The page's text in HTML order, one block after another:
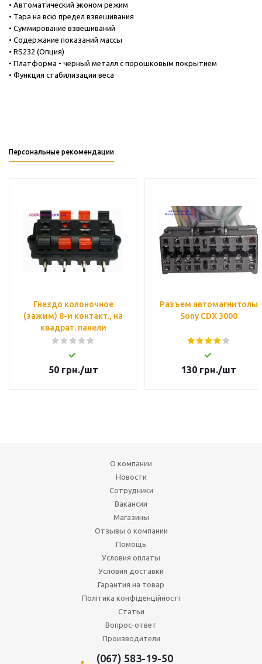
• Автоматический эконом режим
• Тара на всю предел взвешивания
• Суммирование взвешиваний
• Содержание показаний массы
• RS232 (Опция)
• Платформа - черный металл с порошковым покрытием
• Функция стабилизации веса
Персональные рекомендации
Гнездо колоночное
(зажим) 8-и контакт., на
квадрат. панели
50грн./шт
Разъем автомагнитолы
Sony CDX 3000
130 грн./шт
О компании
Новости
Сотрудники
Вакансии
Магазины
Отзывы о компании
Помощь
Условия оплаты
Условия доставки
Гарантия на товар
Політика конфіденційності
Статьи
Вопрос-ответ
Производители
(067) 583-19-50